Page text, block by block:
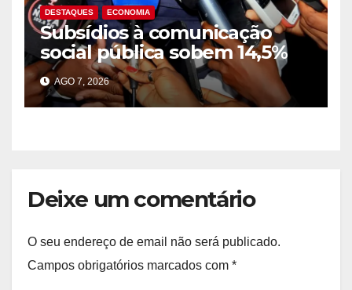
DESTAQUES ECONOMIA
Subsídios à comunicação
social pública sobem 14,5%
para 39,2 mil milhões Kz em
2025
AGO 7, 2026
Deixe um comentário
O seu endereço de email não será publicado.
Campos obrigatórios marcados com *